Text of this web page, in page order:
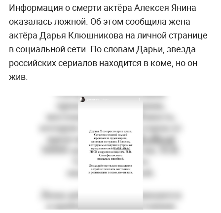
Информация о смерти актёра Алексея Янина
оказалась ложной. Об этом сообщила жена
актёра Дарья Клюшникова на личной странице
в социальной сети. По словам Дарьи, звезда
российских сериалов находится в коме, но он
жив.